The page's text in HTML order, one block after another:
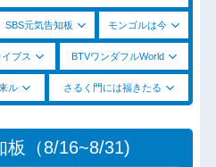
SBS元気告知板 モンゴルは今
ブス BTVワンダフルWorld
ル さるく門には福きたる
板（8/16~8/31)